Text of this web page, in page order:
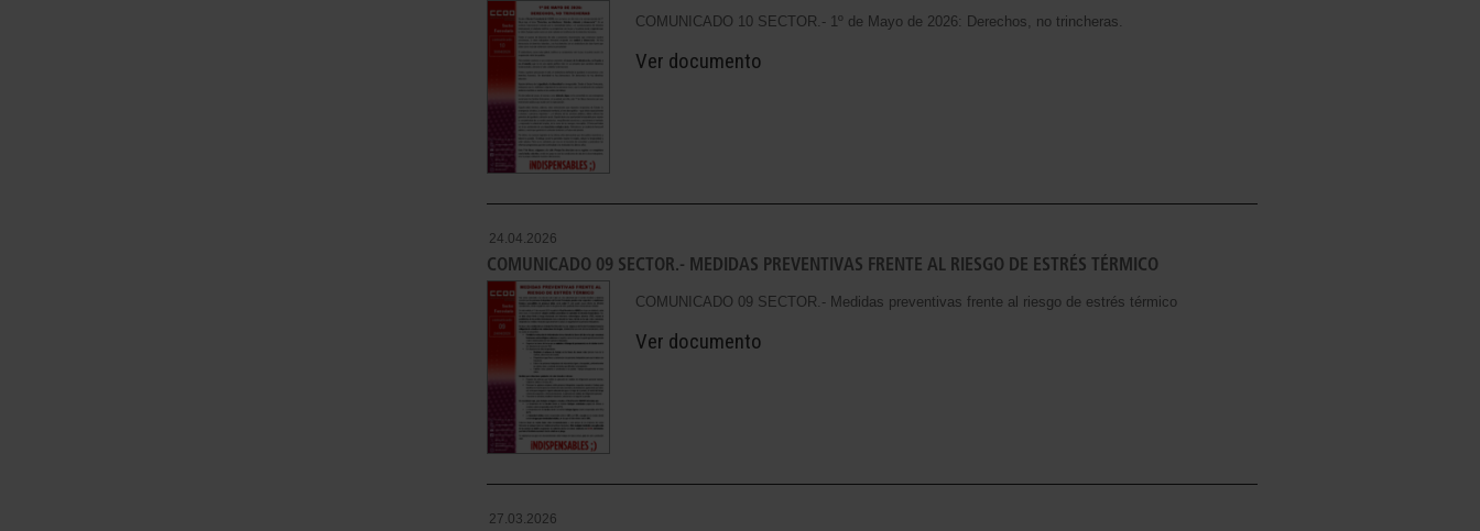
COMUNICADO 10 SECTOR.- 1º de Mayo de 2026: Derechos, no trincheras.
Ver documento
24.04.2026
COMUNICADO 09 SECTOR.- MEDIDAS PREVENTIVAS FRENTE AL RIESGO DE ESTRÉS TÉRMICO
COMUNICADO 09 SECTOR.- Medidas preventivas frente al riesgo de estrés térmico
Ver documento
27.03.2026